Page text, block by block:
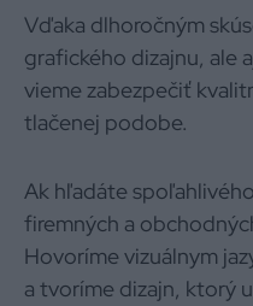
Vďaka dlhoročným
grafického dizajnu, ale
vieme zabezpečiť
tlačenej podobe.
Ak hľadáte
firemných a
Hovoríme vizuálnym
a tvoríme dizajn, ktorý